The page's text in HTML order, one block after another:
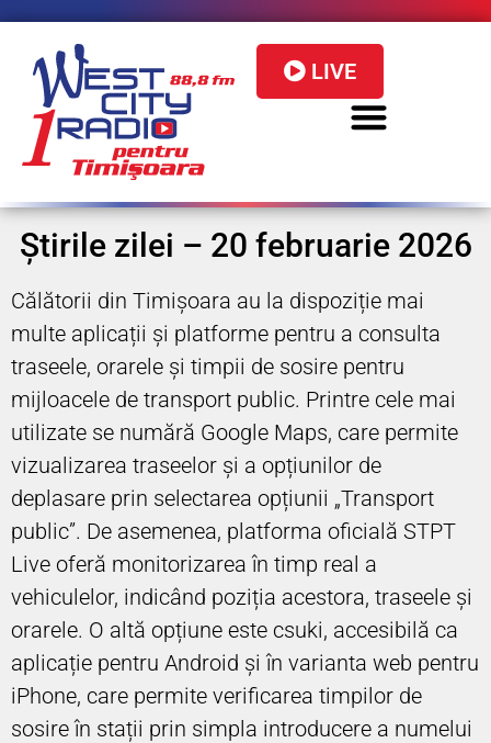
LIVE
Știrile zilei – 20 februarie 2026
Călătorii din Timișoara au la dispoziție mai
multe aplicații și platforme pentru a consulta
traseele, orarele și timpii de sosire pentru
mijloacele de transport public. Printre cele mai
utilizate se numără Google Maps, care permite
vizualizarea traseelor și a opțiunilor de
deplasare prin selectarea opțiunii „Transport
public”. De asemenea, platforma oficială STPT
Live oferă monitorizarea în timp real a
vehiculelor, indicând poziția acestora, traseele și
orarele. O altă opțiune este csuki, accesibilă ca
aplicație pentru Android și în varianta web pentru
iPhone, care permite verificarea timpilor de
sosire în stații prin simpla introducere a numelui